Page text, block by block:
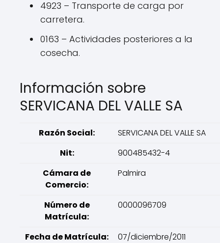
4923 – Transporte de carga por
carretera.
0163 – Actividades posteriores a la
cosecha.
Información sobre
SERVICANA DEL VALLE SA
Razón Social:
SERVICANA DEL VALLE SA
Nit:
900485432-4
Cámara de
Comercio:
Palmira
Número de
Matrícula:
0000096709
Fecha de Matrícula:
07/diciembre/2011